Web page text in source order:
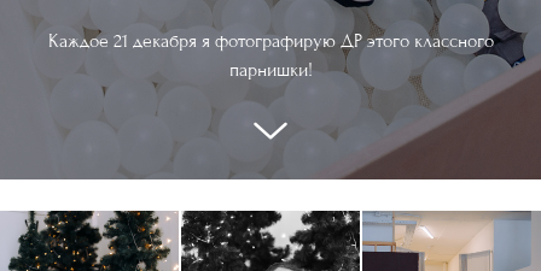
Каждое 21 декабря я фотографирую ДР этого классного
парнишки!